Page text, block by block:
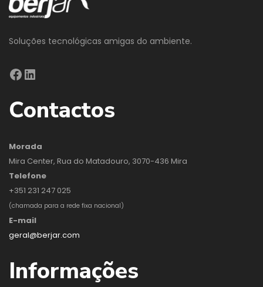
Soluções tecnológicas amigas do ambiente.
Contactos
Morada
Mira Center, Rua do Matadouro, 3070-436 Mira
Telefone
+351 231 247 025
(chamada para a rede fixa nacional)
E-mail
geral@berjar.com
Informações